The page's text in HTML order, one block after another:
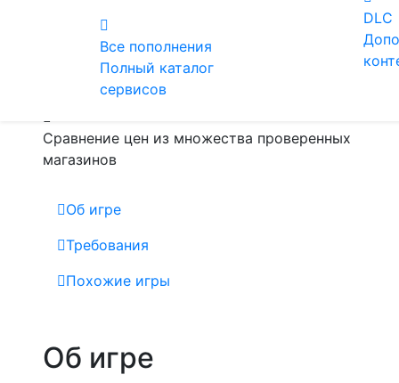
Все пополнения
Полный каталог
сервисов
DLC
Только лицензионные ключи от
Сравнение цен из множества проверенных
магазинов
Об игре
Требования
Похожие игры
Об игре